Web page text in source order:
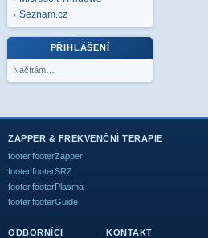
Seznam.cz
PŘIHLÁŠENÍ
Načítám…
ZAPPER & FREKVENČNÍ TERAPIE
footer.footerZapper
footer.footerSRZ
footer.footerPlasma
footer.footerGuide
ODBORNÍCI
KONTAKT